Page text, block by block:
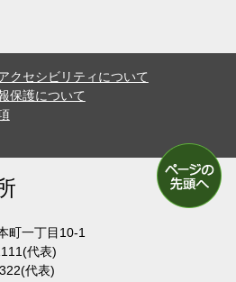
クセシビリティについて
保護について
町一丁目10-1
代表)
代表)